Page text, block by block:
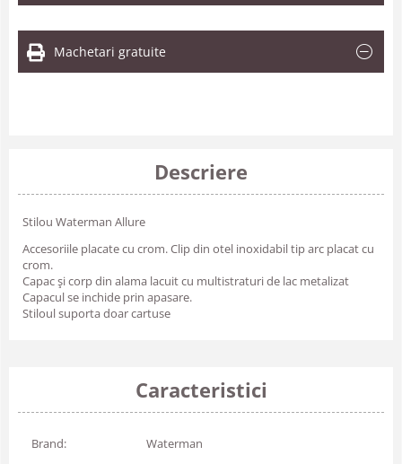
Machetari gratuite
Descriere
Stilou Waterman Allure
Accesoriile placate cu crom. Clip din otel inoxidabil tip arc placat cu
crom.
Capac și corp din alama lacuit cu multistraturi de lac metalizat
Capacul se inchide prin apasare.
Stiloul suporta doar cartuse
Caracteristici
Brand: Waterman